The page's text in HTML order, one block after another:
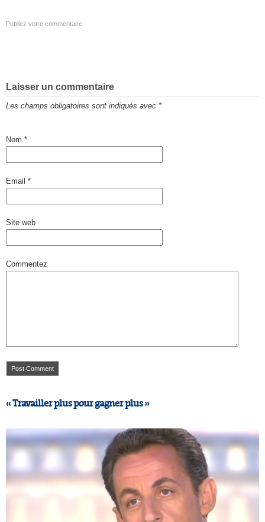
Publiez votre commentaire
Laisser un commentaire
Les champs obligatoires sont indiqués avec *
Nom *
Email *
Site web
Commentez
« Travailler plus pour gagner plus »